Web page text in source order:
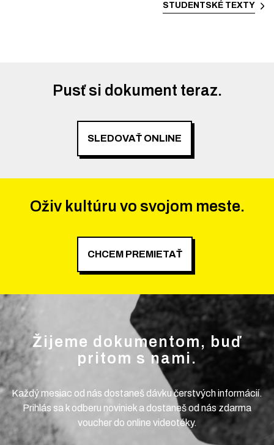
STUDENTSKÉ TEXTY
Pusť si dokument teraz.
SLEDOVAŤ ONLINE
Oživ kultúru vo svojom meste.
CHCEM PREMIETAŤ
Žijeme dokumentom, buď
pritom s nami.
Každý mesiac od nás dostaneš dávku čerstvých informácií.
Prihlás sa k odberu noviniek a dostaneš od nás zdarma
voucher do online videotéky.